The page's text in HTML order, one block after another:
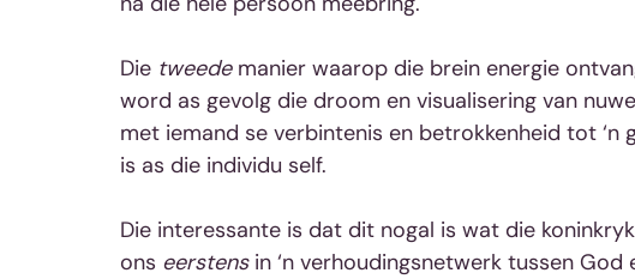
Die tweede manier waarop die brein energie
word as gevolg die droom en visualisering van
met iemand se verbintenis en betrokkenheid tot
is as die individu self.
Die interessante is dat dit nogal is wat die
ons eerstens in ‘n verhoudingsnetwerk tussen God